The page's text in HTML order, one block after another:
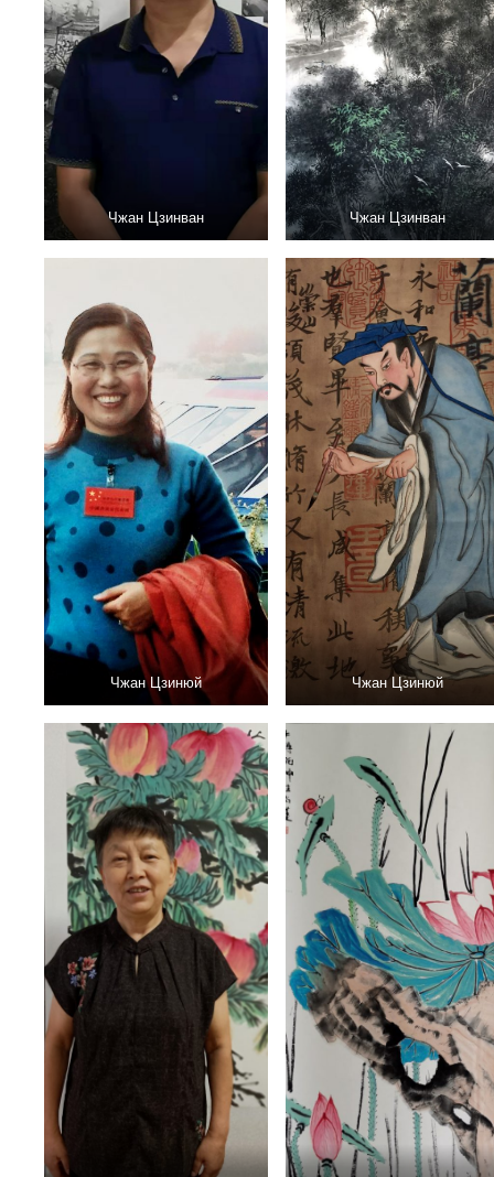
Чжан Цзинван Чжан Цзинван
Чжан Цзинюй Чжан Цзинюй